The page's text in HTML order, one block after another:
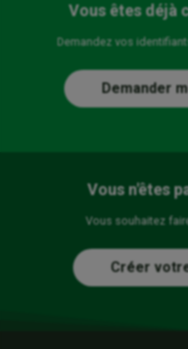
Vous êtes déjà
Demandez vos
Demander
Vous n'êtes
Vous souhaitez
Créer